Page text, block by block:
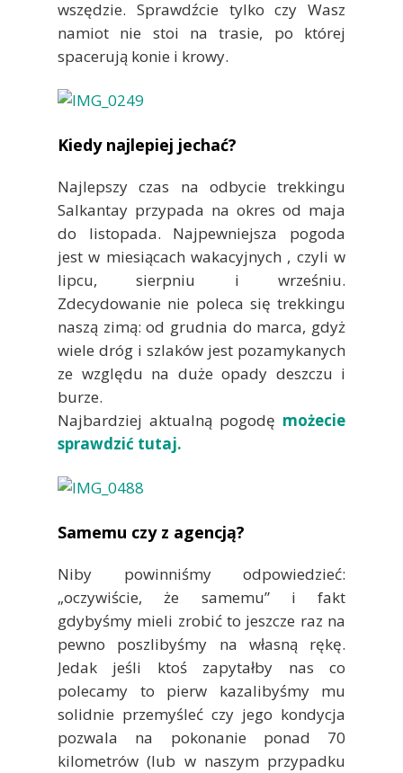
wszędzie. Sprawdźcie tylko czy Wasz
namiot nie stoi na trasie, po której
spacerują konie i krowy.
Kiedy najlepiej jechać?
Najlepszy czas na odbycie trekkingu
Salkantay przypada na okres od maja
do listopada. Najpewniejsza pogoda
jest w miesiącach wakacyjnych , czyli w
lipcu, sierpniu i wrześniu.
Zdecydowanie nie poleca się trekkingu
naszą zimą: od grudnia do marca, gdyż
wiele dróg i szlaków jest pozamykanych
ze względu na duże opady deszczu i
burze.
Najbardziej aktualną pogodę możecie
sprawdzić tutaj.
Samemu czy z agencją?
Niby powinniśmy odpowiedzieć:
„oczywiście, że samemu” i fakt
gdybyśmy mieli zrobić to jeszcze raz na
pewno poszlibyśmy na własną rękę.
Jedak jeśli ktoś zapytałby nas co
polecamy to pierw kazalibyśmy mu
solidnie przemyśleć czy jego kondycja
pozwala na pokonanie ponad 70
kilometrów (lub w naszym przypadku